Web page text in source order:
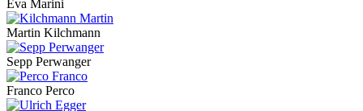
Eva Marini
Martin Kilchmann
Sepp Perwanger
Franco Perco